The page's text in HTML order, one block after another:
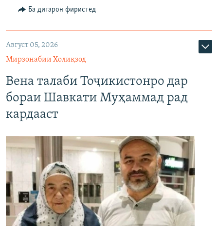
Ба дигарон фиристед
Август 05, 2026
Мирзонабии Холиқзод
Вена талаби Тоҷикистонро дар
бораи Шавкати Муҳаммад рад
кардааст